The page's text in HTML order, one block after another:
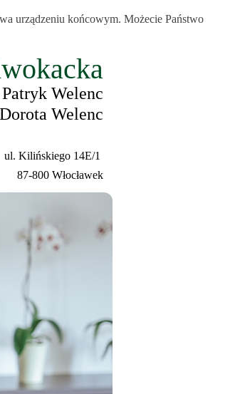
urządzeniu końcowym. Możecie Państwo
Welenc
Welenc
ul. Kilińskiego 14E/1
87-800 Włocławek